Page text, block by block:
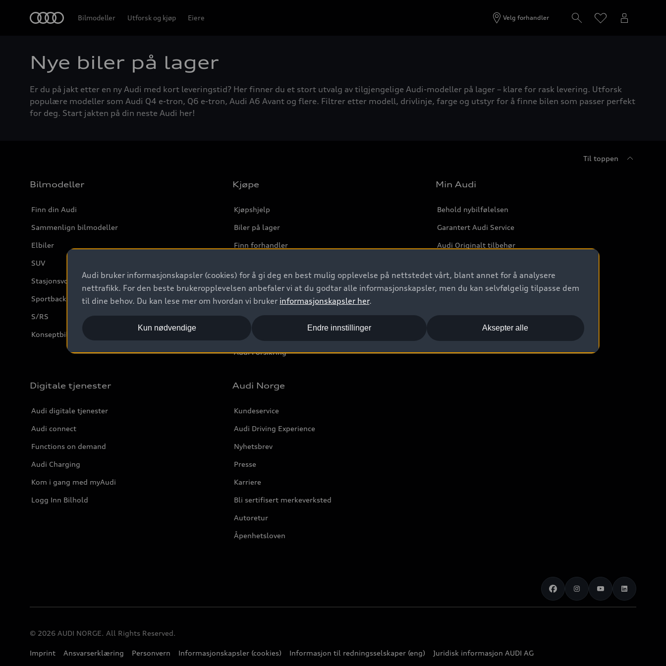
Bilmodeller Utforsk og kjøp Eiere Velg forhandler
Nye biler på lager
Er du på jakt etter en ny Audi med kort leveringstid? Her finner du et stort utvalg av tilgjengelige Audi-modeller på lager – klare for rask levering. Utforsk
populære modeller som Audi Q4 e-tron, Q6 e-tron, Audi A6 Avant og flere. Filtrer etter modell, drivlinje, farge og utstyr for å finne bilen som passer perfekt
for deg. Start jakten på din neste Audi her!
Til toppen
Bilmodeller
Finn din Audi
Sammenlign bilmodeller
Elbiler
SUV
Stasjonsvogn
Sportback
S/RS
Konseptbiler og prototyper
Kjøpe
Kjøpshjelp
Biler på lager
Finn forhandler
Kontakt forhandler
Prislister
Leasing
Bilgarantier
Audi Forsikring
Min Audi
Behold nybilfølelsen
Garantert Audi Service
Audi Originalt tilbehør
Digitale tjenester
Audi digitale tjenester
Audi connect
Functions on demand
Audi Charging
Kom i gang med myAudi
Logg Inn Bilhold
Audi Norge
Kundeservice
Audi Driving Experience
Nyhetsbrev
Presse
Karriere
Bli sertifisert merkeverksted
Autoretur
Åpenhetsloven
© 2026 AUDI NORGE. All Rights Reserved.
Imprint Ansvarserklæring Personvern Informasjonskapsler (cookies) Informasjon til redningsselskaper (eng) Juridisk informasjon AUDI AG
Audi bruker informasjonskapsler (cookies) for å gi deg en best mulig opplevelse på nettstedet vårt, blant annet for å analysere
nettrafikk. For den beste brukeropplevelsen anbefaler vi at du godtar alle informasjonskapsler, men du kan selvfølgelig tilpasse dem
til dine behov. Du kan lese mer om hvordan vi bruker informasjonskapsler her.
Aksepter alle
Kun nødvendige Endre innstillinger